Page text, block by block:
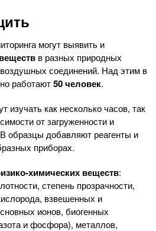
могут выявить и
в разных природных
соединений. Над этим в
работают50 человек.
изучать как несколько часов, так
от загруженности и
образцы добавляют реагенты и
приборах.
химических веществ:
степень прозрачности,
взвешенных и
ионов, биогенных
и фосфора), металлов,